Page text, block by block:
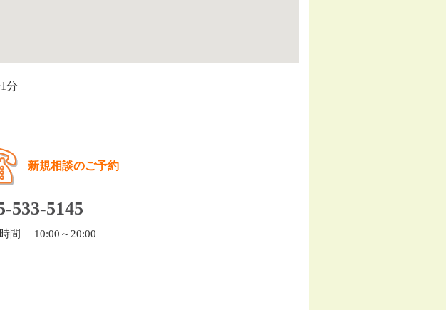
分
新規相談のご予約
533-5145
間 10:00～20:00